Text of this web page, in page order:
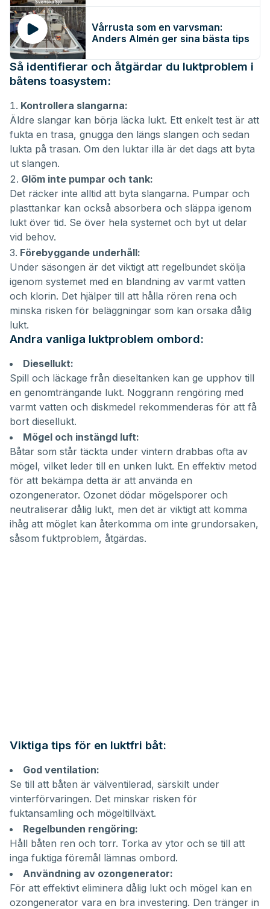
Vårrusta som en varvsman:
Anders Almén ger sina bästa tips
Så identifierar och åtgärdar du luktproblem i
båtens toasystem:
Kontrollera slangarna:
Äldre slangar kan börja läcka lukt. Ett enkelt test är att
fukta en trasa, gnugga den längs slangen och sedan
lukta på trasan. Om den luktar illa är det dags att byta
ut slangen.
Glöm inte pumpar och tank:
Det räcker inte alltid att byta slangarna. Pumpar och
plasttankar kan också absorbera och släppa igenom
lukt över tid. Se över hela systemet och byt ut delar
vid behov.
Förebyggande underhåll:
Under säsongen är det viktigt att regelbundet skölja
igenom systemet med en blandning av varmt vatten
och klorin. Det hjälper till att hålla rören rena och
minska risken för beläggningar som kan orsaka dålig
lukt.
Andra vanliga luktproblem ombord:
Diesellukt:
Spill och läckage från dieseltanken kan ge upphov till
en genomträngande lukt. Noggrann rengöring med
varmt vatten och diskmedel rekommenderas för att få
bort diesellukt.
Mögel och instängd luft:
Båtar som står täckta under vintern drabbas ofta av
mögel, vilket leder till en unken lukt. En effektiv metod
för att bekämpa detta är att använda en
ozongenerator. Ozonet dödar mögelsporer och
neutraliserar dålig lukt, men det är viktigt att komma
ihåg att möglet kan återkomma om inte grundorsaken,
såsom fuktproblem, åtgärdas.
Viktiga tips för en luktfri båt:
God ventilation:
Se till att båten är välventilerad, särskilt under
vinterförvaringen. Det minskar risken för
fuktansamling och mögeltillväxt.
Regelbunden rengöring:
Håll båten ren och torr. Torka av ytor och se till att
inga fuktiga föremål lämnas ombord.
Användning av ozongenerator:
För att effektivt eliminera dålig lukt och mögel kan en
ozongenerator vara en bra investering. Den tränger in